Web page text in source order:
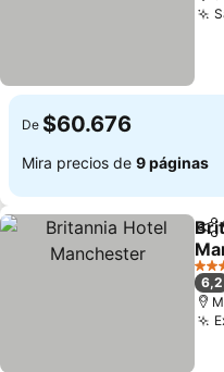
De $60.676
Mira precios de 9 páginas
3
6,2